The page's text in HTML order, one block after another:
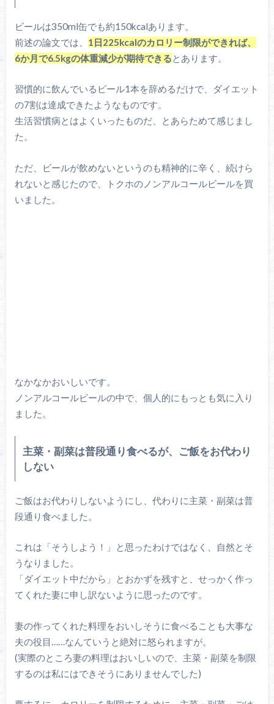
ビールは350ml缶でも約150kcalあります。
前述の論文では、 1日225kcalのカロリー制限ができれば、
6か月で6.5kgの体重減少が期待できるとあります。
習慣的に飲んでいるビール1本を辞めるだけで、ダイエット
の7割は達成できたようなものです。
生活習慣病とはよくいったものだ、とあらためて感じまし
た。
ただ、ビールが飲めないというのも精神的に辛く、続けら
れないと感じたので、トクホのノンアルコールビールを買
いました。
なかなかおいしいです。
ノンアルコールビールの中で、個人的にもっとも気に入り
ました。
主菜・副菜は普段通り食べるが、ご飯をお代わり
しない
ご飯はお代わりしないようにし、代わりに主菜・副菜は普
段通り食べました。
これは「そうしよう！」と思ったわけではなく、自然とそ
うなりました。
「ダイエット中だから」とおかずを残すと、せっかく作っ
てくれた妻に申し訳ないように思ったのです。
妻の作ってくれた料理をおいしそうに食べることも大事な
夫の役目……なんていうと絶対に怒られますが。
(実際のところ妻の料理はおいしいので、主菜・副菜を制限
するのは私にはできそうにありませんでした)